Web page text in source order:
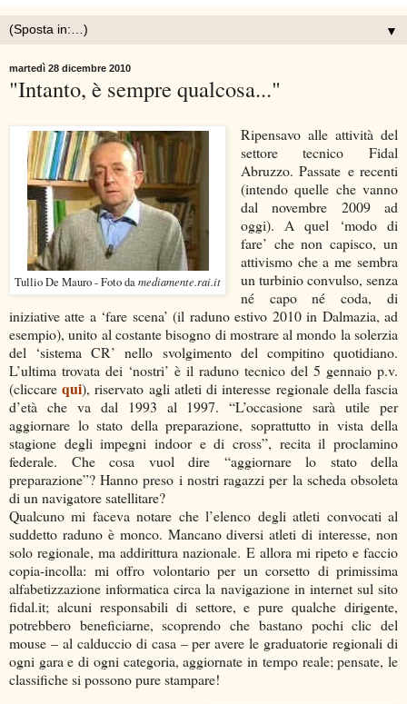
▼
martedì 28 dicembre 2010
"Intanto, è sempre qualcosa..."
Tullio De Mauro - Foto damediamente.rai.it
Ripensavo alle attività del
settore tecnico Fidal
Abruzzo. Passate e recenti
(intendo quelle che vanno
dal novembre 2009 ad
oggi). A quel ‘modo di
fare’ che non capisco, un
attivismo che a me sembra
un turbinio convulso, senza
né capo né coda, di
iniziative atte a ‘fare scena’ (il raduno estivo 2010 in Dalmazia, ad
esempio), unito al costante bisogno di mostrare al mondo la solerzia
del ‘sistema CR’ nello svolgimento del compitino quotidiano.
L’ultima trovata dei ‘nostri’ è il raduno tecnico del 5 gennaio p.v.
(cliccarequi), riservato agli atleti di interesse regionale della fascia
d’età che va dal 1993 al 1997. “L’occasione sarà utile per
aggiornare lo stato della preparazione, soprattutto in vista della
stagione degli impegni indoor e di cross”, recita il proclamino
federale. Che cosa vuol dire “aggiornare lo stato della
preparazione”? Hanno preso i nostri ragazzi per la scheda obsoleta
di un navigatore satellitare?
Qualcuno mi faceva notare che l’elenco degli atleti convocati al
suddetto raduno è monco. Mancano diversi atleti di interesse, non
solo regionale, ma addirittura nazionale. E allora mi ripeto e faccio
copia-incolla: mi offro volontario per un corsetto di primissima
alfabetizzazione informatica circa la navigazione in internet sul sito
fidal.it; alcuni responsabili di settore, e pure qualche dirigente,
potrebbero beneficiarne, scoprendo che bastano pochi clic del
mouse – al calduccio di casa – per avere le graduatorie regionali di
ogni gara e di ogni categoria, aggiornate in tempo reale; pensate, le
classifiche si possono pure stampare!